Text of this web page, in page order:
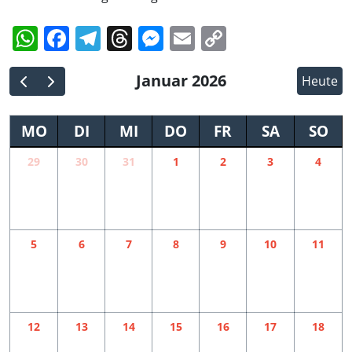
WhatsApp
Facebook
Telegram
Threads
Messenger
Email
Januar 2026 Heute
MO DI MI DO FR SA SO
29 30 31 1 2 3 4
5 6 7 8 9 10 11
12 13 14 15 16 17 18